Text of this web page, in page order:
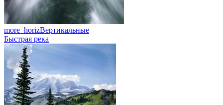
more_horizВертикальные
Быстрая река